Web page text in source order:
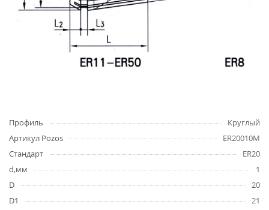
Профиль
Круглый
Артикул Pozos
ER20010M
Стандарт
ER20
d,мм
1
D
20
D1
21